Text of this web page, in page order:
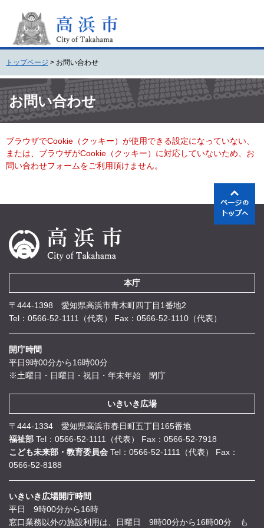
頭
で
す
。
飛
ば
し
て
本
へ
トップページ > お問い合わせ
文 お問い合わせ
ブラウザでCookie（クッキー）が使用できる設定になっていない、
または、ブラウザがCookie（クッキー）に対応していないため、お
問い合わせフォームをご利用頂けません。
本庁
〒444-1398 愛知県高浜市青木町四丁目1番地2
Tel：0566-52-1111（代表）
Fax：0566-52-1110（代表）
開庁時間
平日9時00分から16時00分
※土曜日・日曜日・祝日・年末年始 閉庁
いきいき広場
〒444-1334 愛知県高浜市春日町五丁目165番地
福祉部 Tel：0566-52-1111（代表）
Fax：0566-52-7918
こども未来部・教育委員会 Tel：0566-52-1111（代表）
Fax：
0566-52-8188
いきいき広場開庁時間
平日 9時00分から16時
窓口業務以外の施設利用は、日曜日 9時00分から16時00分 も